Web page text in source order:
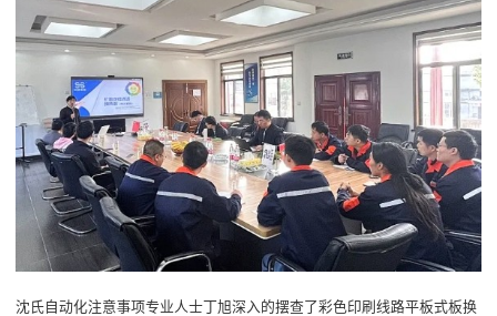
沈氏自动化注意事项专业人士丁旭深入的摆查了彩色印刷线路平板式板换